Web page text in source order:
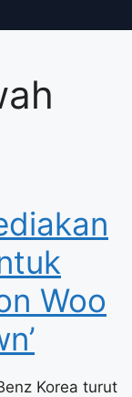
Woo
Korea turut